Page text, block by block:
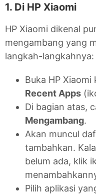
1. Di HP Xiaomi
HP Xiaomi dikenal
mengambang yang
langkah-langkahnya:
Buka HP
Recent Apps
Di bagian atas,
Mengambang.
Akan muncul
tambahkan.
belum ada, klik
Pilih aplikasi